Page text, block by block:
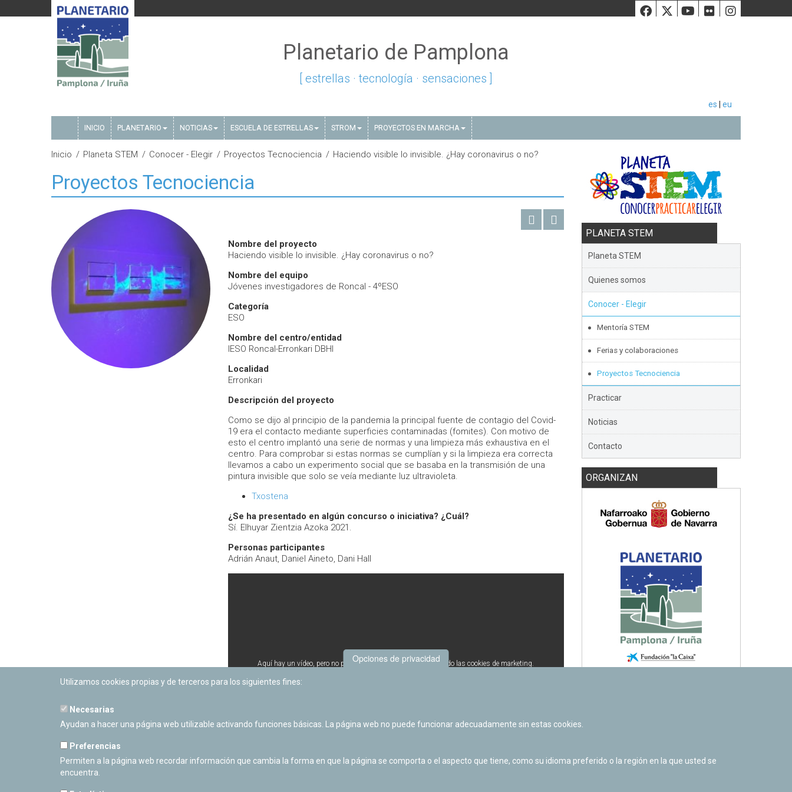
Facebook
Twiiter
Youtube
Flickr
Planetario de Pamplona
[ estrellas · tecnología · sensaciones ]
es eu
INICIO PLANETARIO NOTICIAS ESCUELA DE ESTRELLAS STROM PROYECTOS EN MARCHA
Inicio Planeta STEM Conocer - Elegir Proyectos Tecnociencia Haciendo visible lo invisible. ¿Hay coronavirus o no?
Proyectos Tecnociencia
Nombre del proyecto
Haciendo visible lo invisible. ¿Hay coronavirus o no?
Nombre del equipo
Jóvenes investigadores de Roncal - 4ºESO
Categoría
ESO
Nombre del centro/entidad
IESO Roncal-Erronkari DBHI
Localidad
Erronkari
Descripción del proyecto
Como se dijo al principio de la pandemia la principal fuente de contagio del Covid-
19 era el contacto mediante superficies contaminadas (fomites). Con motivo de
esto el centro implantó una serie de normas y una limpieza más exhaustiva en el
centro. Para comprobar si estas normas se cumplían y si la limpieza era correcta
llevamos a cabo un experimento social que se basaba en la transmisión de una
pintura invisible que solo se veía mediante luz ultravioleta.
Txostena
¿Se ha presentado en algún concurso o iniciativa? ¿Cuál?
Sí. Elhuyar Zientzia Azoka 2021.
Personas participantes
Adrián Anaut, Daniel Aineto, Dani Hall
Aquí hay un vídeo, pero no puedes verlo porque no has aceptado las cookies de marketing.
PLANETA STEM
Planeta STEM
Quienes somos
Conocer - Elegir
Mentoría STEM
Ferias y colaboraciones
Proyectos Tecnociencia
Practicar
Noticias
Contacto
ORGANIZAN
Opciones de privacidad
Utilizamos cookies propias y de terceros para los siguientes fines:
Necesarias
Ayudan a hacer una página web utilizable activando funciones básicas. La página web no puede funcionar adecuadamente sin estas cookies.
Preferencias
Permiten a la página web recordar información que cambia la forma en que la página se comporta o el aspecto que tiene, como su idioma preferido o la región en la que usted se
encuentra.